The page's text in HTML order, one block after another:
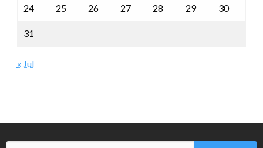
24 25 26 27 28 29 30
31
« Jul